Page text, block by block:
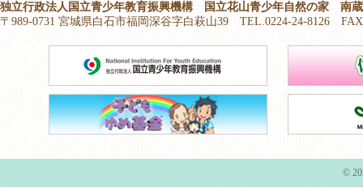
独立行政法人国立青少年教育振興機構 国立花山青少年自然の家 南
〒989-0731 宮城県白石市福岡深谷字白萩山39 TEL.0224-24-8126
©